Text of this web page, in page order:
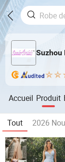
Suzhou
Accueil Produit
Tout 2026